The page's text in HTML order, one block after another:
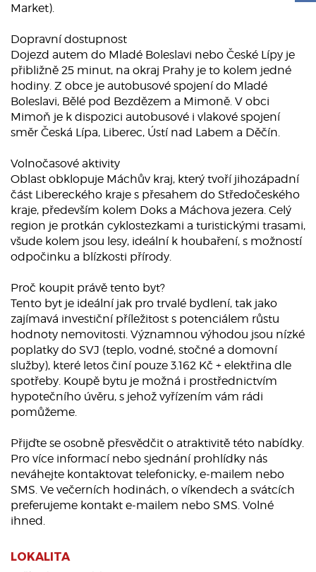
Market).
Dopravní dostupnost
Dojezd autem do Mladé Boleslavi nebo České Lípy je
přibližně 25 minut, na okraj Prahy je to kolem jedné
hodiny. Z obce je autobusové spojení do Mladé
Boleslavi, Bělé pod Bezdězem a Mimoně. V obci
Mimoň je k dispozici autobusové i vlakové spojení
směr Česká Lípa, Liberec, Ústí nad Labem a Děčín.
Volnočasové aktivity
Oblast obklopuje Máchův kraj, který tvoří jihozápadní
část Libereckého kraje s přesahem do Středočeského
kraje, především kolem Doks a Máchova jezera. Celý
region je protkán cyklostezkami a turistickými trasami,
všude kolem jsou lesy, ideální k houbaření, s možností
odpočinku a blízkosti přírody.
Proč koupit právě tento byt?
Tento byt je ideální jak pro trvalé bydlení, tak jako
zajímavá investiční příležitost s potenciálem růstu
hodnoty nemovitosti. Významnou výhodou jsou nízké
poplatky do SVJ (teplo, vodné, stočné a domovní
služby), které letos činí pouze 3.162 Kč + elektřina dle
spotřeby. Koupě bytu je možná i prostřednictvím
hypotečního úvěru, s jehož vyřízením vám rádi
pomůžeme.
Přijďte se osobně přesvědčit o atraktivitě této nabídky.
Pro více informací nebo sjednání prohlídky nás
neváhejte kontaktovat telefonicky, e-mailem nebo
SMS. Ve večerních hodinách, o víkendech a svátcích
preferujeme kontakt e-mailem nebo SMS. Volné
ihned.
LOKALITA